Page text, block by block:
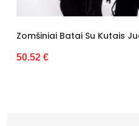
Juodi (BSB21350)